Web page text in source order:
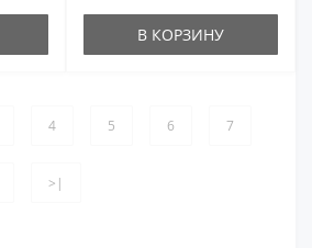
В КОРЗИНУ
4 5 6 7
>|